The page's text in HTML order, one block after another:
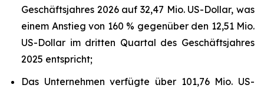
Geschäftsjahres 2026 auf 32,47 Mio. US-Dollar, was
einem Anstieg von 160 % gegenüber den 12,51 Mio.
US-Dollar im dritten Quartal des Geschäftsjahres
2025 entspricht;
Das Unternehmen verfügte über 101,76 Mio. US-